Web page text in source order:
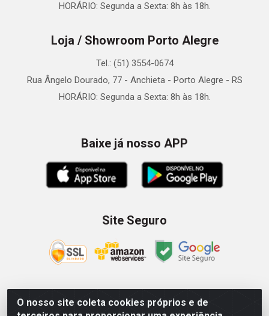
O nosso site coleta cookies próprios e de
HORÁRIO: Segunda a Sexta: 8h às 18h.
Loja / Showroom Porto Alegre
Tel.: (51) 3554-0674
Rua Ângelo Dourado, 77 - Anchieta - Porto Alegre - RS
HORÁRIO: Segunda a Sexta: 8h às 18h.
Baixe já nosso APP
Site Seguro
Zein Importação e Comércio LTDA - Av. Senador Queiróz, 274